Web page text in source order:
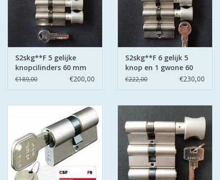
S2skg**F 5 gelijke
knopcilinders 60 mm
30-30
€189,00 €200,00
S2skg**F 6 gelijk 5
knop en 1 gwone 60
mm 30-30
€222,00 €230,00